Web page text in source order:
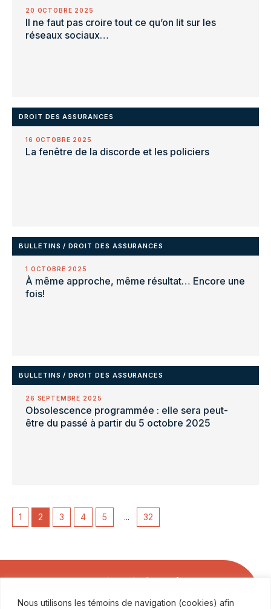
Nous utilisons les témoins de navigation (cookies) afin
20 OCTOBRE 2025
Il ne faut pas croire tout ce qu’on lit sur les
réseaux sociaux…
DROIT DES ASSURANCES
16 OCTOBRE 2025
La fenêtre de la discorde et les policiers
BULLETINS /DROIT DES ASSURANCES
1 OCTOBRE 2025
À même approche, même résultat… Encore une
fois!
BULLETINS /DROIT DES ASSURANCES
26 SEPTEMBRE 2025
Obsolescence programmée : elle sera peut-
être du passé à partir du 5 octobre 2025
1 2 3 4 5 ... 32
Soyez les premiers informés